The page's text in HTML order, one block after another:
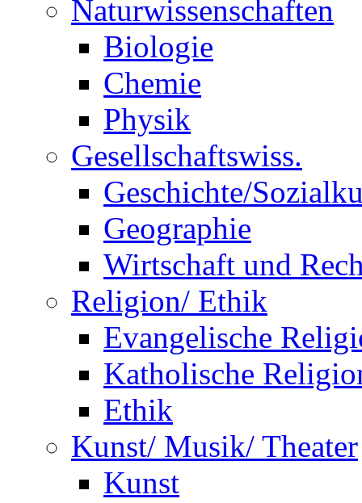
Naturwissenschaften
Biologie
Chemie
Physik
Gesellschaftswiss.
Geschichte/
Geographie
Wirtschaft und
Religion/ Ethik
Evangelische
Katholische
Ethik
Kunst/ Musik/ Theater
Kunst